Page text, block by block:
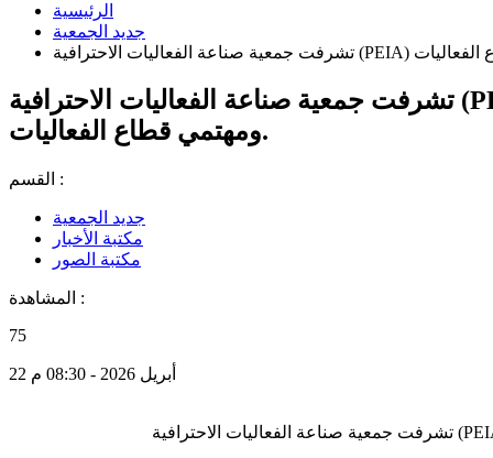
الرئيسية
جديد الجمعية
تشرفت جمعية صناعة الفعاليات الاحترافية (PEIA) بإقامة اللقاء الودي في مدينة جدة، والذي جمع نخبة من أعضاء الجمعية
ومهتمي قطاع الفعاليات.
القسم :
جديد الجمعية
مكتبة الأخبار
مكتبة الصور
المشاهدة :
75
22 أبريل 2026 - 08:30 م